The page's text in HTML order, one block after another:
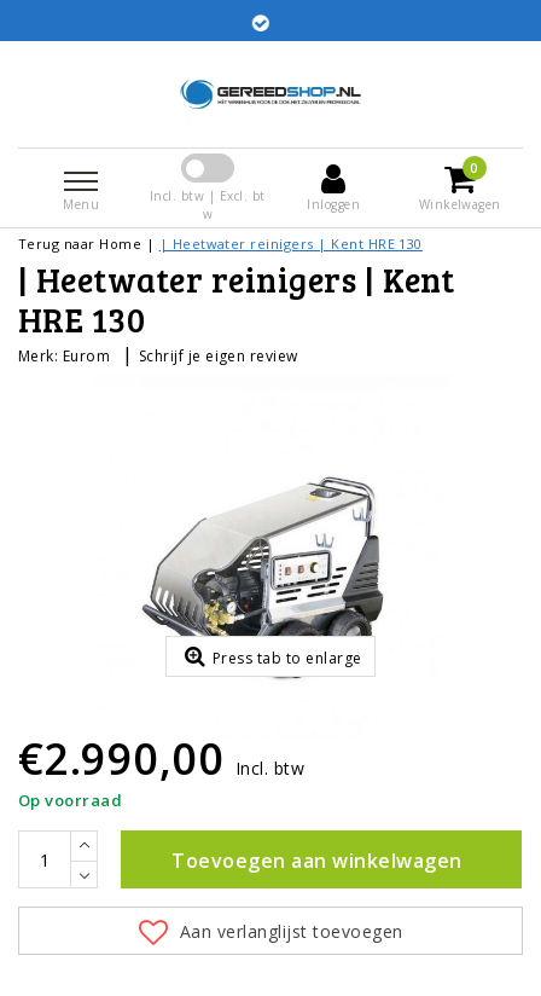
Menu
Incl. btw | Excl. bt
w
Inloggen
0
Winkelwagen
Terug naar Home | | Heetwater reinigers | Kent HRE 130
| Heetwater reinigers | Kent
HRE 130
Merk: Eurom | Schrijf je eigen review
Press tab to enlarge
€2.990,00 Incl. btw
Op voorraad
Toevoegen aan winkelwagen
Aan verlanglijst toevoegen